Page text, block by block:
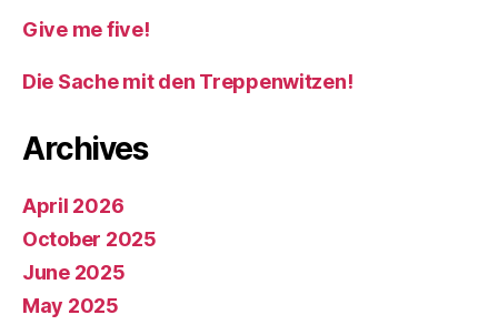
Give me five!
Die Sache mit den Treppenwitzen!
Archives
April 2026
October 2025
June 2025
May 2025